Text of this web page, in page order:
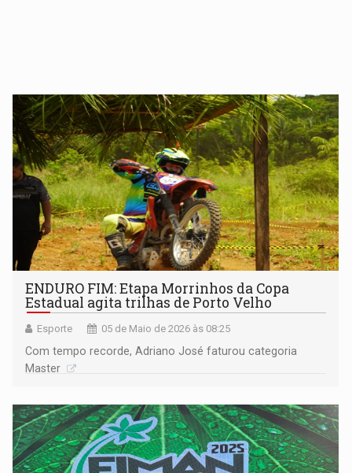
ENDURO FIM: Etapa Morrinhos da Copa
Estadual agita trilhas de Porto Velho
Esporte 05 de Maio de 2026 às 08:25
Com tempo recorde, Adriano José faturou categoria
Master